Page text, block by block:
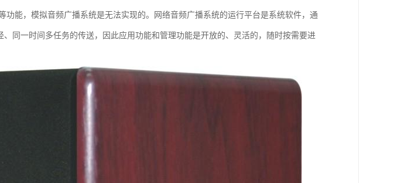
功能，模拟音频广播系统是无法实现的。网络音频广播系统的运行平台是系统软件，通
同一时间多任务的传送，因此应用功能和管理功能是开放的、灵活的，随时按需要进